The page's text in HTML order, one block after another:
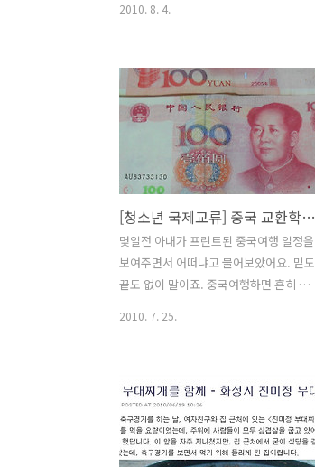
아이스크림..
그릇을 키우고 깨끗하게 할 수 있습니다.
상대방을 자신의 방식대로 이해하려고 하
지말고 상대방을 있는 그대로를 받아준다
면 어떠한 형태로든 받드시 그 만큼의 덕
으로 돌아온다고 생각을 합니다. 생각은
그러한데 사실은 저도 실천을 잘 못해 늘
아내에게 구사리를 듣는 답니다. 자신의
그릇에 따라 아무리 많은 물을 담으려 해
도 내가 가지고 있는 그롯이 작으면 넘치
는 것을 보고도 어찌할 수 없습니다. 내가
가진 그릇이 커도 밑둥이 깨져 있다면 가
2010. 8. 4.
[청소년 국제교류] 중국 교환학생으로 5일 동안 떠나는 아들을 향한 엄마의 마음
몇일전 아내가 프린트된 중국여행 일정을
보여주면서 어떠냐고 물어보았어요. 밑도
끝도 없이 말이죠. 중국여행하면 흔히 듣
나중에 알고보니 지차체에서 교류를 하고
있는 중국의 도시에 교환학생으로 가게
되었던 모양이예요. 그동안도 통화가 잘
되지 않았는데 근간에 부쩍 바쁘게 뭔가
2010. 7. 25.